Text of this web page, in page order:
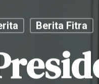
Berita Fitra